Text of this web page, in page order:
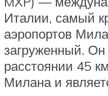
Италии, самый
аэропортов
загруженный. Он
расстоянии 45
Милана и